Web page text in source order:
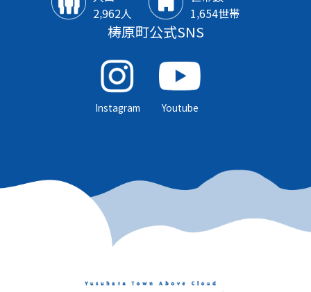
2‚962人
1‚654世帯
梼原町公式SNS
Instagram Youtube